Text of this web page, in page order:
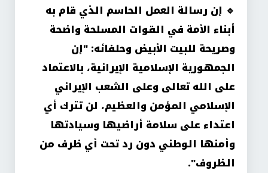
🔹 إن رسالة العمل الحاسم الذي قام به
أبناء الأمة في القوات المسلحة واضحة
وصريحة للبيت الأبيض وحلفائه: "إن
الجمهورية الإسلامية الإيرانية، بالاعتماد
على الله تعالى وعلى الشعب الإيراني
الإسلامي المؤمن والعظيم، لن تترك أي
اعتداء على سلامة أراضيها وسيادتها
وأمنها الوطني دون رد تحت أي ظرف من
الظروف".